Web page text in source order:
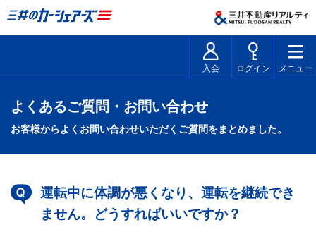
入会 ログイン メニュー
よくあるご質問・お問い合わせ
お客様からよくお問い合わせいただくご質問をまとめました。
運転中に体調が悪くなり、運転を継続でき
ません。どうすればいいですか？